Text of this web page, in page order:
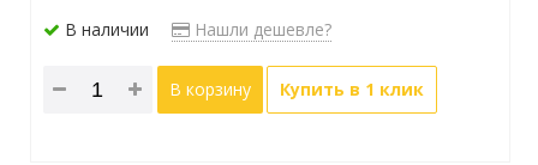
В наличии Нашли дешевле?
В корзину Купить в 1 клик